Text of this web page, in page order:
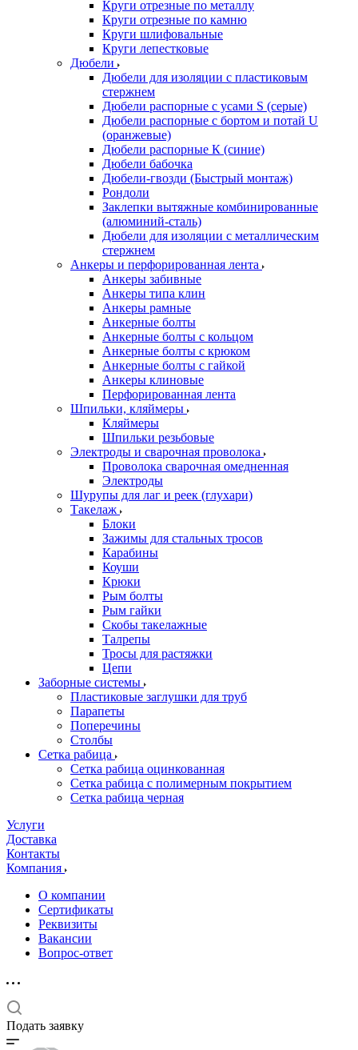
Круги отрезные по металлу
Круги отрезные по камню
Круги шлифовальные
Круги лепестковые
Дюбели
Дюбели для изоляции с пластиковым
стержнем
Дюбели распорные с усами S (серые)
Дюбели распорные c бортом и потай U
(оранжевые)
Дюбели распорные К (синие)
Дюбели бабочка
Дюбели-гвозди (Быстрый монтаж)
Рондоли
Заклепки вытяжные комбинированные
(алюминий-сталь)
Дюбели для изоляции с металлическим
стержнем
Анкеры и перфорированная лента
Анкеры забивные
Анкеры типа клин
Анкеры рамные
Анкерные болты
Анкерные болты с кольцом
Анкерные болты с крюком
Анкерные болты с гайкой
Анкеры клиновые
Перфорированная лента
Шпильки, кляймеры
Кляймеры
Шпильки резьбовые
Электроды и сварочная проволока
Проволока сварочная омедненная
Электроды
Шурупы для лаг и реек (глухари)
Такелаж
Блоки
Зажимы для стальных тросов
Карабины
Коуши
Крюки
Рым болты
Рым гайки
Скобы такелажные
Талрепы
Тросы для растяжки
Цепи
Заборные системы
Пластиковые заглушки для труб
Парапеты
Поперечины
Столбы
Сетка рабица
Сетка рабица оцинкованная
Сетка рабица с полимерным покрытием
Сетка рабица черная
Услуги
Доставка
Контакты
Компания
О компании
Сертификаты
Реквизиты
Вакансии
Вопрос-ответ
Подать заявку